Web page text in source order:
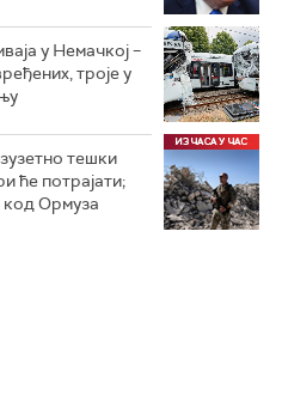
у Немачкој –
троје у
тешки
ће потрајати;
код Ормуза